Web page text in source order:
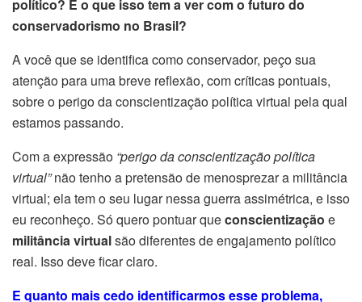
político? E o que isso tem a ver com o futuro do
conservadorismo no Brasil?
A você que se identifica como conservador, peço sua
atenção para uma breve reflexão, com críticas pontuais,
sobre o perigo da conscientização política virtual pela qual
estamos passando.
Com a expressão “perigo da conscientização política
virtual”não tenho a pretensão de menosprezar a militância
virtual; ela tem o seu lugar nessa guerra assimétrica, e isso
eu reconheço. Só quero pontuar queconscientização e
militância virtualsão diferentes de engajamento político
real. Isso deve ficar claro.
E quanto mais cedo identificarmos esse problema,